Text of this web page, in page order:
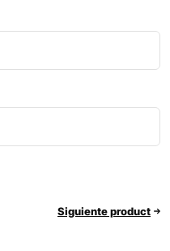
Siguiente product